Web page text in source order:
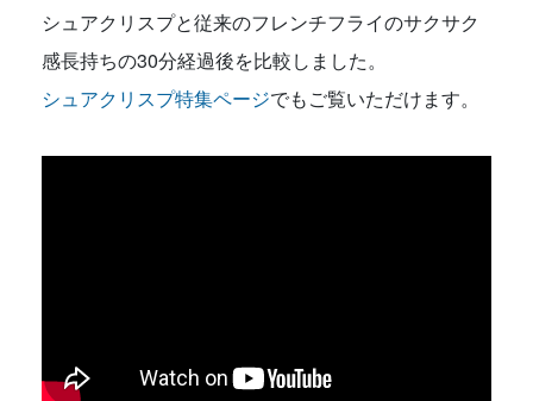
シュアクリスプと従来のフレンチフライのサクサク
感長持ちの30分経過後を比較しました。
シュアクリスプ特集ページでもご覧いただけます。